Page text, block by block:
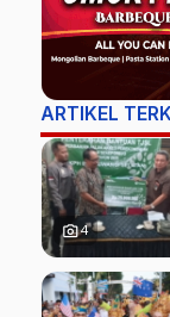
ARTIKEL
photo_camera4